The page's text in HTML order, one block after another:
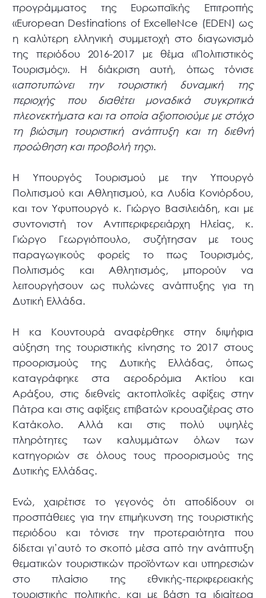
προγράμματος της Ευρωπαϊκής Επιτροπής
«European Destinations of ExcelleNce (EDEN) ως
η καλύτερη ελληνική συμμετοχή στο διαγωνισμό
της περιόδου 2016-2017 με θέμα «Πολιτιστικός
Τουρισμός». Η διάκριση αυτή, όπως τόνισε
«αποτυπώνει την τουριστική δυναμική της
περιοχής που διαθέτει μοναδικά συγκριτικά
πλεονεκτήματα και τα οποία αξιοποιούμε με στόχο
τη βιώσιμη τουριστική ανάπτυξη και τη διεθνή
προώθηση και προβολή της».
Η Υπουργός Τουρισμού με την Υπουργό
Πολιτισμού και Αθλητισμού, κα Λυδία Κονιόρδου,
και τον Υφυπουργό κ. Γιώργο Βασιλειάδη, και με
συντονιστή τον Αντιπεριφερειάρχη Ηλείας, κ.
Γιώργο Γεωργιόπουλο, συζήτησαν με τους
παραγωγικούς φορείς το πως Τουρισμός,
Πολιτισμός και Αθλητισμός, μπορούν να
λειτουργήσουν ως πυλώνες ανάπτυξης για τη
Δυτική Ελλάδα.
Η κα Κουντουρά αναφέρθηκε στην διψήφια
αύξηση της τουριστικής κίνησης το 2017 στους
προορισμούς της Δυτικής Ελλάδας, όπως
καταγράφηκε στα αεροδρόμια Ακτίου και
Αράξου, στις διεθνείς ακτοπλοϊκές αφίξεις στην
Πάτρα και στις αφίξεις επιβατών κρουαζιέρας στο
Κατάκολο. Αλλά και στις πολύ υψηλές
πληρότητες των καλυμμάτων όλων των
κατηγοριών σε όλους τους προορισμούς της
Δυτικής Ελλάδας.
Ενώ, χαιρέτισε το γεγονός ότι αποδίδουν οι
προσπάθειες για την επιμήκυνση της τουριστικής
περιόδου και τόνισε την προτεραιότητα που
δίδεται γι’αυτό το σκοπό μέσα από την ανάπτυξη
θεματικών τουριστικών προϊόντων και υπηρεσιών
στο πλαίσιο της εθνικής-περιφερειακής
τουριστικής πολιτικής, και με βάση τα ιδιαίτερα